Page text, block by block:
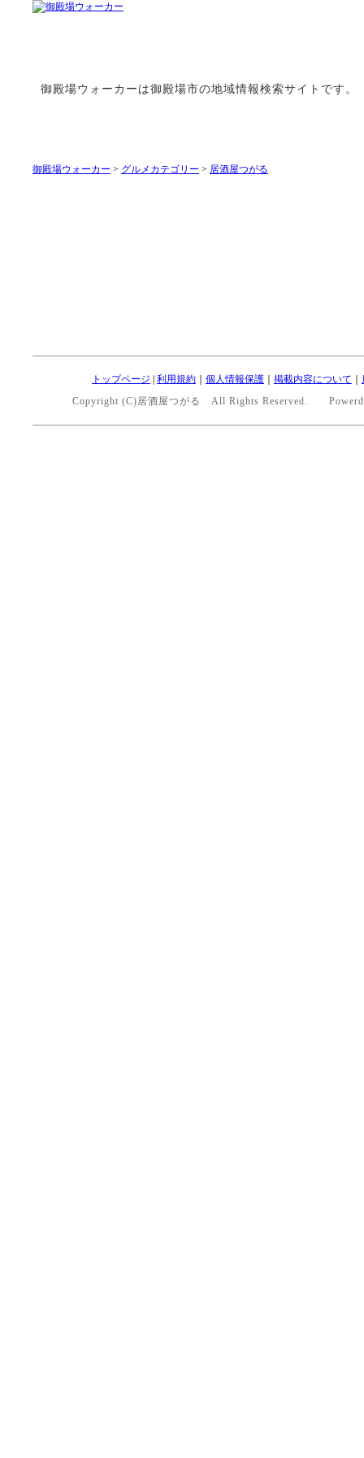
御殿場ウォーカーは御殿場市の地域情報検索サイトです。
御殿場ウォーカー > グルメカテゴリー > 居酒屋つがる
トップページ 利用規約 個人情報保護 掲載内容について
Copyright (C)居酒屋つがる All Rights Reserved.